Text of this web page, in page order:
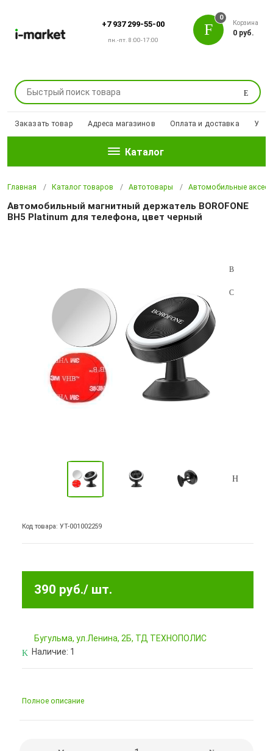
+7 937 299-55-00
пн.-пт. 8:00-17:00
Поиск
0
Корзина
0 руб.
Заказать товар Адреса магазинов Оплата и доставка
Каталог
Главная Каталог товаров Автотовары Автомобильные
Автомобильный магнитный держатель BOROFONE
BH5 Platinum для телефона, цвет черный
Код товара: УТ-001002259
390 руб./ шт.
Бугульма, ул.Ленина, 2Б, ТД ТЕХНОПОЛИС
Наличие: 1
Полное описание